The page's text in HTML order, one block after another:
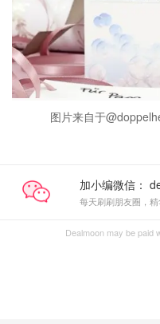
图片来自于
加小编微信：
每天刷刷朋友圈，
Dealmoon may be paid